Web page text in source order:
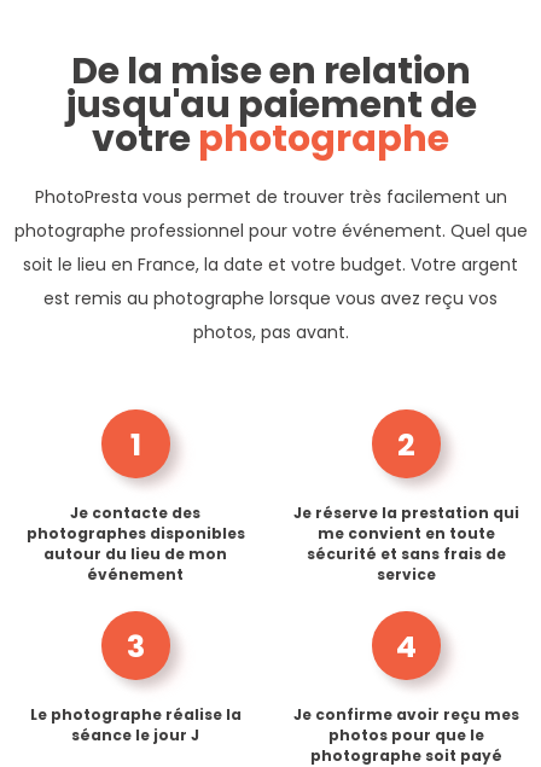
De la mise en relation
jusqu'au paiement de
votrephotographe
PhotoPresta vous permet de trouver très facilement un
photographe professionnel pour votre événement. Quel que
soit le lieu en France, la date et votre budget. Votre argent
est remis au photographe lorsque vous avez reçu vos
photos, pas avant.
1
Je contacte des
photographes disponibles
autour du lieu de mon
événement
2
Je réserve la prestation qui
me convient en toute
sécurité et sans frais de
service
3
Le photographe réalise la
séance le jour J
4
Je confirme avoir reçu mes
photos pour que le
photographe soit payé